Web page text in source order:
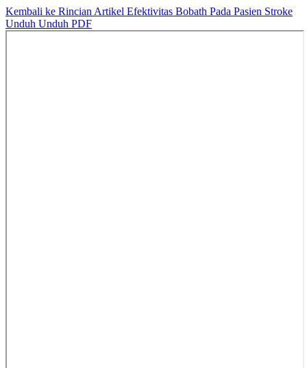
Kembali ke Rincian Artikel Efektivitas Bobath Pada Pasien Stroke
Unduh Unduh PDF